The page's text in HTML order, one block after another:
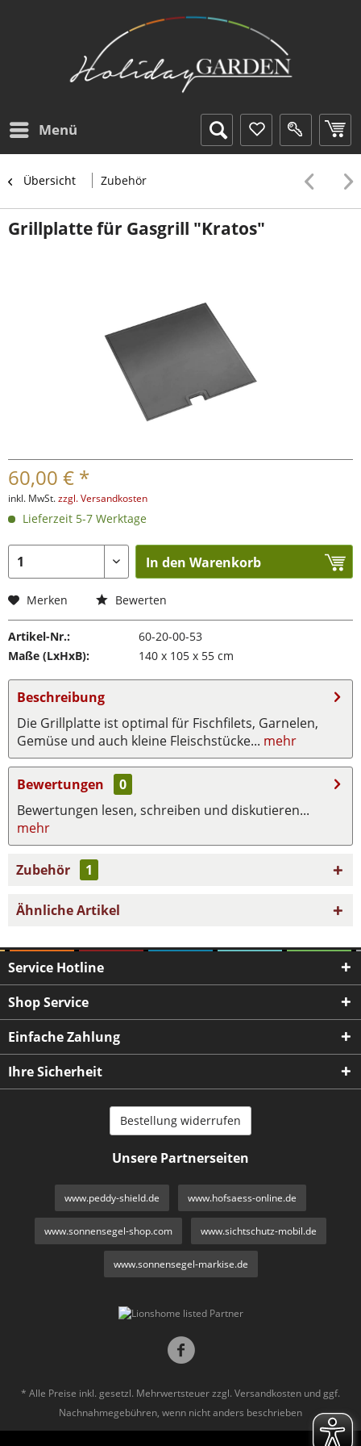
Menü
Übersicht Zubehör
Grillplatte für Gasgrill "Kratos"
60,00 € *
inkl. MwSt.zzgl. Versandkosten
Lieferzeit 5-7 Werktage
In den Warenkorb
Merken Bewerten
Artikel-Nr.:
60-20-00-53
Maße (LxHxB):
140 x 105 x 55 cm
Beschreibung
Die Grillplatte ist optimal für Fischfilets, Garnelen,
Gemüse und auch kleine Fleischstücke... mehr
Bewertungen
0
Bewertungen lesen, schreiben und diskutieren...
mehr
Zubehör 1
Ähnliche Artikel
Service Hotline
Shop Service
Einfache Zahlung
Ihre Sicherheit
Bestellung widerrufen
Unsere Partnerseiten
www.peddy-shield.de www.hofsaess-online.de
www.sonnensegel-shop.com www.sichtschutz-mobil.de
www.sonnensegel-markise.de
* Alle Preise inkl. gesetzl. Mehrwertsteuer zzgl. Versandkosten und ggf.
Nachnahmegebühren, wenn nicht anders beschrieben